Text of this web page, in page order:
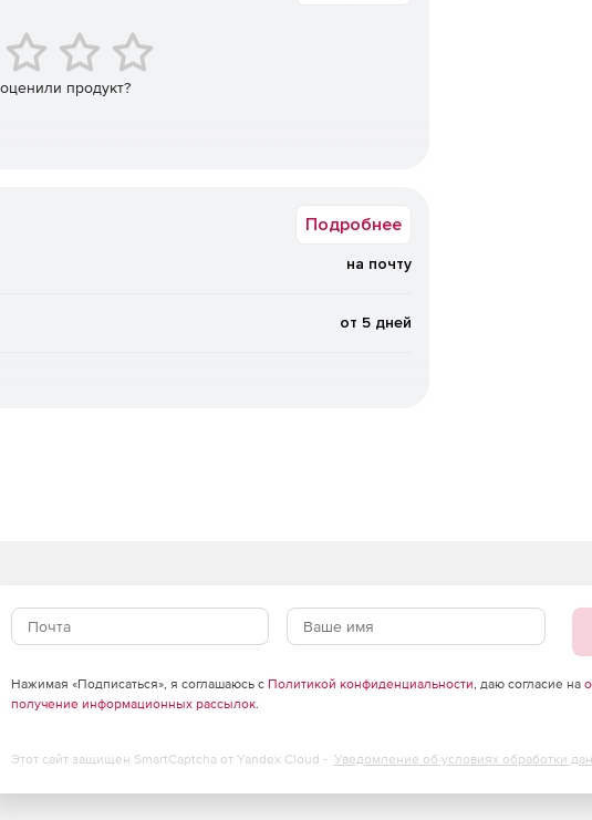
создает информационную модель проектируемой
Благодаря поддержке экспорта в обменные
реализуемую на любой ТИМ-платформе (BIM-
внимание на решении концептуальных вопросов,
оборудования, проведения необходимых
материалов и сведения их в спецификацию,
продукт?
Подробнее
на почту
от 5 дней
Нажимая «Подписаться», я соглашаюсь с Политикой конфиденциальности, даю согласие на
получение информационных рассылок.
Этот сайт защищен SmartCaptcha от Yandex Cloud - Уведомление об условиях обработки